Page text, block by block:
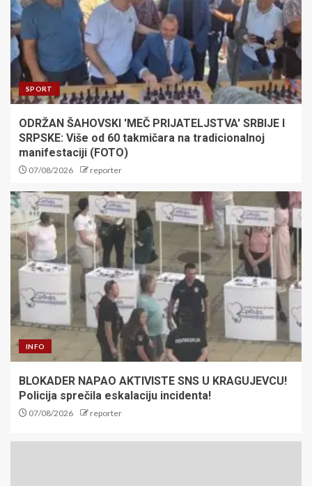
SPORT
ODRŽAN ŠAHOVSKI 'MEČ PRIJATELJSTVA' SRBIJE I
SRPSKE: Više od 60 takmičara na tradicionalnoj
manifestaciji (FOTO)
07/08/2026 reporter
INFO
BLOKADER NAPAO AKTIVISTE SNS U KRAGUJEVCU!
Policija sprečila eskalaciju incidenta!
07/08/2026 reporter